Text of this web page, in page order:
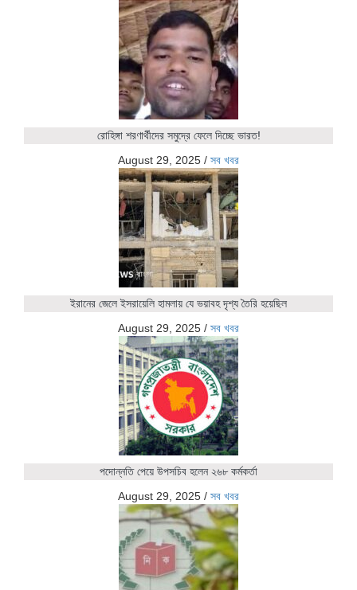
রোহিঙ্গা শরণার্থীদের সমুদ্রে ফেলে দিচ্ছে ভারত!
August 29, 2025 / সব খবর
ইরানের জেলে ইসরায়েলি হামলায় যে ভয়াবহ দৃশ্য তৈরি হয়েছিল
August 29, 2025 / সব খবর
পদোন্নতি পেয়ে উপসচিব হলেন ২৬৮ কর্মকর্তা
August 29, 2025 / সব খবর